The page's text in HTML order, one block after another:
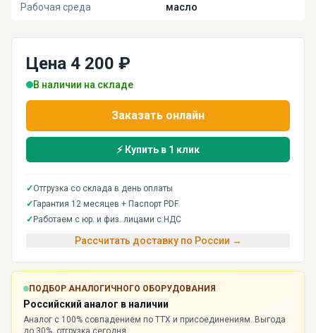
Рабочая среда масло
Цена 4 200 ₽
В наличии на складе
Заказать онлайн
⚡ Купить в 1 клик
✓Отгрузка со склада в день оплаты
✓ Гарантия 12 месяцев + Паспорт PDF
✓ Работаем с юр. и физ. лицами с НДС
Рассчитать доставку по России →
ПОДБОР АНАЛОГИЧНОГО ОБОРУДОВАНИЯ
Российский аналог в наличии
Аналог с 100% совпадением по ТТХ и присоединениям. Выгода
до 30%, отгрузка сегодня.